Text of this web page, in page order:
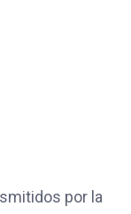
por la